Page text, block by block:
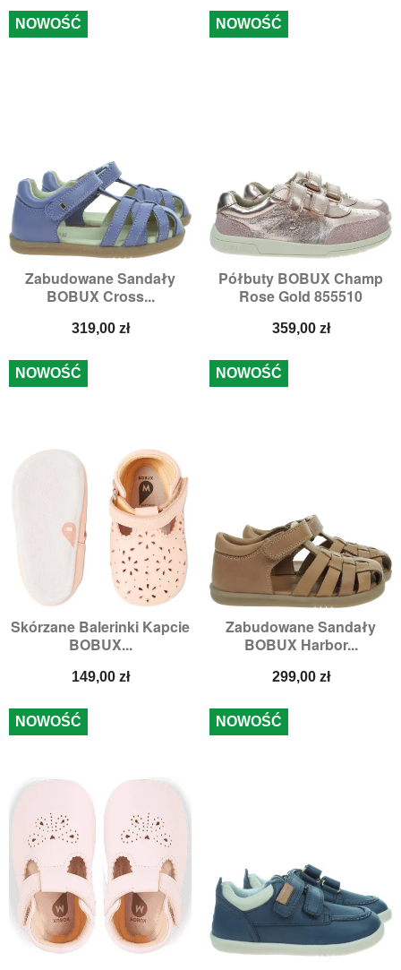
Zabudowane Sandały
BOBUX Cross...
Cena
319,00 zł
NOWOŚĆ
Półbuty BOBUX Champ
Rose Gold 855510
Cena
359,00 zł
NOWOŚĆ
Skórzane Balerinki Kapcie
BOBUX...
Cena
149,00 zł
NOWOŚĆ
Zabudowane Sandały
BOBUX Harbor...
Cena
299,00 zł
NOWOŚĆ
NOWOŚĆ NOWOŚĆ